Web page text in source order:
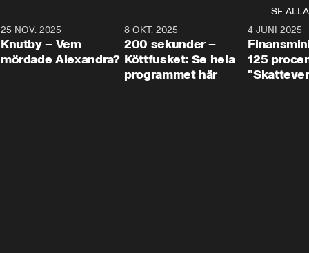
SE ALLA
31:05
25 NOV. 2025
Knutby – Vem
mördade Alexandra?
4:29
8 OKT. 2025
200 sekunder –
Köttfusket: Se hela
programmet här
4 JUNI 2025
125